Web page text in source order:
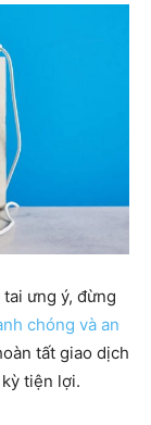
ưng ý, đừng
chóng và an
tất giao dịch
tiện lợi.